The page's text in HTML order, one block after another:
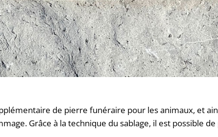
de pierre funéraire pour les animaux, et
Grâce à la technique du sablage, il est possible